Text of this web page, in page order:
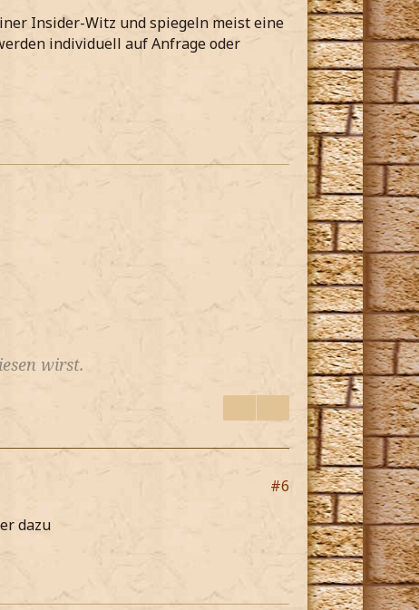
Insider-Witz und spiegeln meist eine
individuell auf Anfrage oder
wirst.
#6
dazu